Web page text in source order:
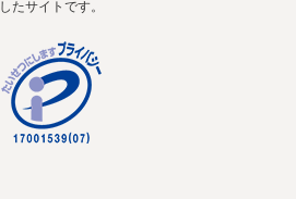
したサイトです。